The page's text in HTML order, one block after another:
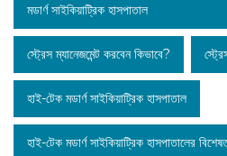
মডার্ণ সাইকিয়াট্রিক হাসপাতাল
স্ট্রেস ম্যানেজমেন্ট করবেন কিভাবে?
হাই-টেক মডার্ণ সাইকিয়াট্রিক হাসপাতাল
হাই-টেক মডার্ণ সাইকিয়াট্রিক হাসপাতালের